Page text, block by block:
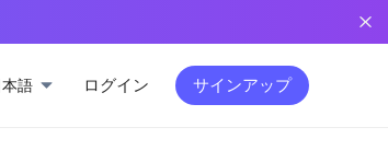
本語 ログイン サインアップ